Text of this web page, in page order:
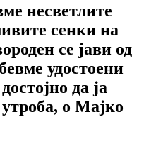
несветлите
сенки на
се јави од
удостоени
да ја
утроба, о Мајко